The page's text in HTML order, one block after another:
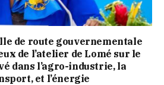
de route gouvernementale
de l’atelier de Lomé sur le
dans l’agro-industrie, la
et l’énergie